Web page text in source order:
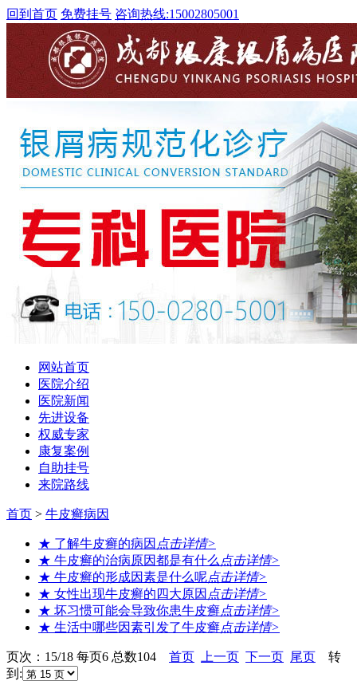
回到首页 免费挂号 咨询热线:15002805001
网站首页
医院介绍
医院新闻
先进设备
权威专家
康复案例
自助挂号
来院路线
首页 > 牛皮癣病因
★ 了解牛皮癣的病因 点击详情>
★ 牛皮癣的治病原因都是有什么 点击详情>
★ 牛皮癣的形成因素是什么呢点击详情>
★ 女性出现牛皮癣的四大原因 点击详情>
★ 坏习惯可能会导致你患牛皮癣点击详情>
★ 生活中哪些因素引发了牛皮癣点击详情>
页次：15/18 每页6 总数104 首页 上一页 下一页 尾页 转
到: